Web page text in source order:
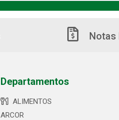
Notas
Departamentos
ALIMENTOS
ARCOR